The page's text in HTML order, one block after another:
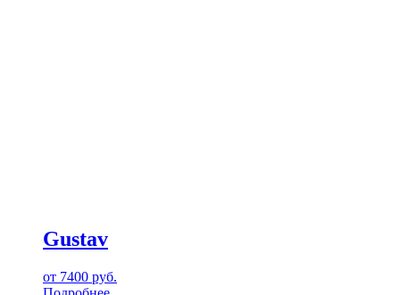
Gustav
от 7400 руб.